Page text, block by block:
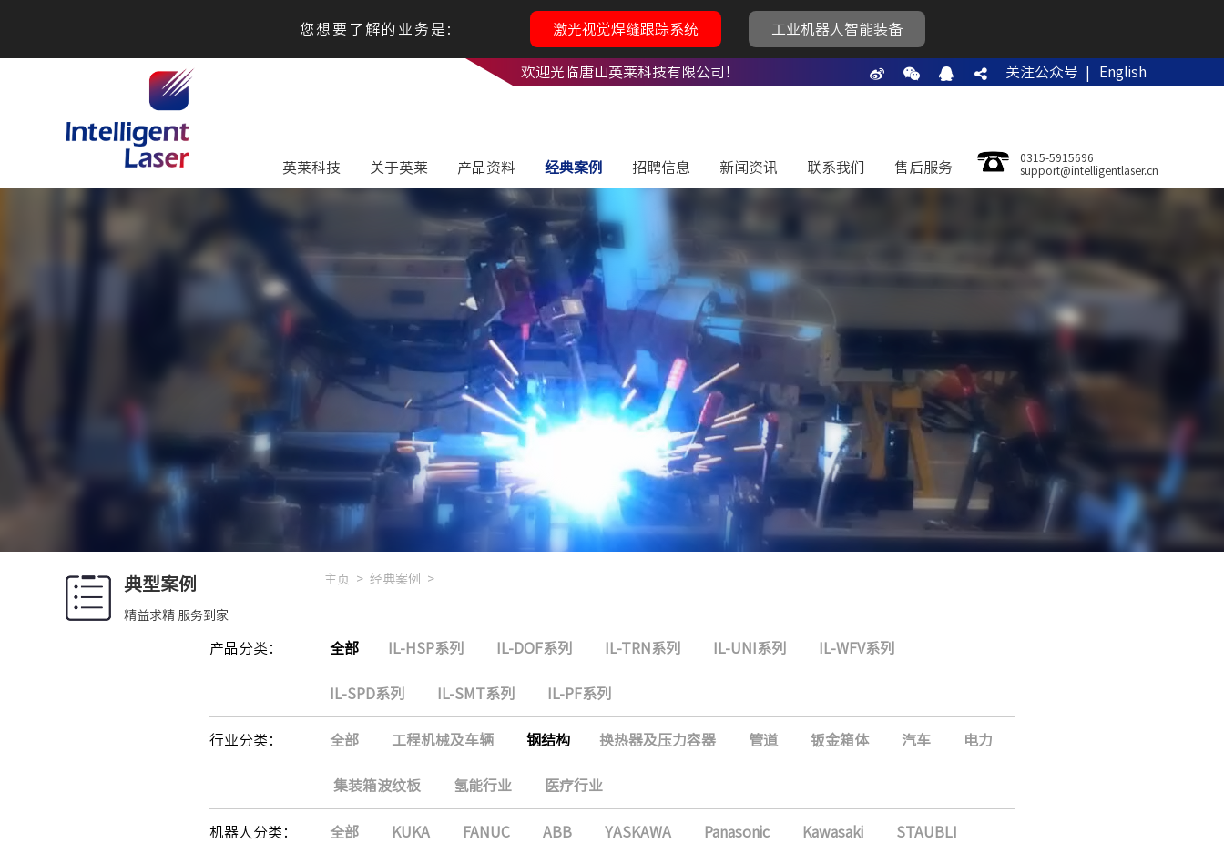
您想要了解的业务是: 激光视觉焊缝跟踪系统 工业机器人智能装备
欢迎光临唐山英莱科技有限公司！ 关注公众号 | English
英莱科技 关于英莱 产品资料 经典案例 招聘信息 新闻资讯 联系我们 售后服务
0315-5915696
support@intelligentlaser.cn
典型案例
精益求精 服务到家
主页 > 经典案例 >
产品分类： 全部 IL-HSP系列 IL-DOF系列 IL-TRN系列 IL-UNI系列 IL-WFV系列
IL-SPD系列 IL-SMT系列 IL-PF系列
行业分类： 全部 工程机械及车辆 钢结构 换热器及压力容器 管道 钣金箱体 汽车 电力
集装箱波纹板 氢能行业 医疗行业
机器人分类： 全部 KUKA FANUC ABB YASKAWA Panasonic Kawasaki STAUBLI